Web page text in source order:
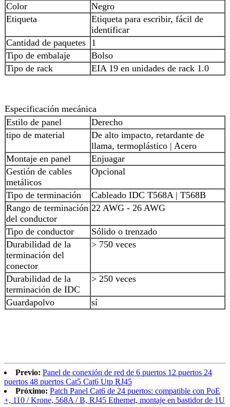
Color
Negro
Etiqueta
Etiqueta para escribir, fácil de
identificar
Cantidad de paquetes 1
Tipo de embalaje
Bolso
Tipo de rack
EIA 19 en unidades de rack 1.0
Especificación mecánica
Estilo de panel
Derecho
tipo de material
De alto impacto, retardante de
llama, termoplástico | Acero
Montaje en panel
Enjuagar
Gestión de cables
metálicos
Opcional
Tipo de terminación
Cableado IDC T568A | T568B
Rango de terminación
del conductor
22 AWG - 26 AWG
Tipo de conductor
Sólido o trenzado
Durabilidad de la
terminación del
conector
> 750 veces
Durabilidad de la
terminación de IDC
> 250 veces
Guardapolvo sí
Previo: Panel de conexión de red de 6 puertos 12 puertos 24
puertos 48 puertos Cat5 Cat6 Utp RJ45
Próximo: Patch Panel Cat6 de 24 puertos: compatible con PoE
+, 110 / Krone, 568A / B, RJ45 Ethernet, montaje en bastidor de 1U